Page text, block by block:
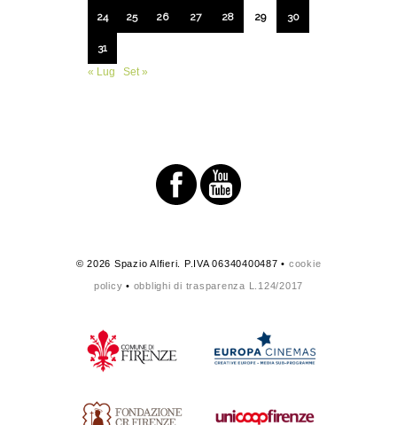
24 25 26 27 28 29 30
31
« Lug
Set »
© 2026 Spazio Alfieri. P.IVA 06340400487 • cookie
policy • obblighi di trasparenza L.124/2017